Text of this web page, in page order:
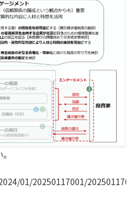
01/20250117001/